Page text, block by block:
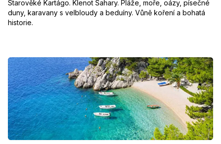
Starověké Kartágo. Klenot Sahary. Pláže, moře, oázy, písečné
duny, karavany s velbloudy a beduíny. Vůně koření a bohatá
historie.